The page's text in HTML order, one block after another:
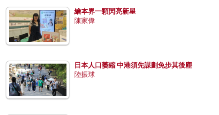
繪本界一顆閃亮新星
陳家偉
日本人口萎縮 中港須先謀劃免步其後塵
陸振球